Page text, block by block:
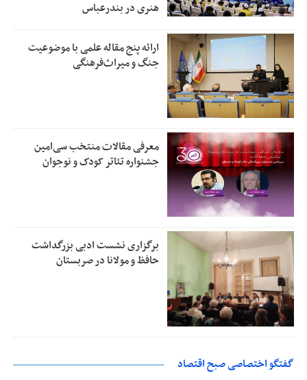
هنری در بندرعباس
ارائه پنج مقاله علمی با موضوعیت
جنگ و میراث‌فرهنگی
معرفی مقالات منتخب سی‌امین
جشنواره تئاتر کودک و نوجوان
برگزاری نشست ادبی بزرگداشت
حافظ و مولانا در صربستان
گفتگو اختصاصی صبح اقتصاد